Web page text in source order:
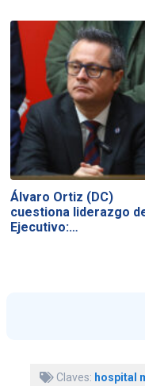
Álvaro Ortiz (DC)
cuestiona liderazgo
Ejecutivo:…
Claves: hospital